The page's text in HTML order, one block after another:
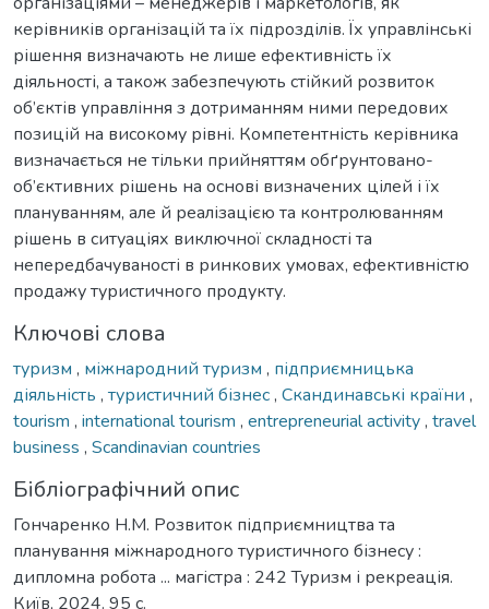
керівників організацій та їх підрозділів. Їх управлінські
рішення визначають не лише ефективність їх
діяльності, а також забезпечують стійкий розвиток
об’єктів управління з дотриманням ними передових
позицій на високому рівні. Компетентність керівника
визначається не тільки прийняттям обґрунтовано-
об’єктивних рішень на основі визначених цілей і їх
плануванням, але й реалізацією та контролюванням
рішень в ситуаціях виключної складності та
непередбачуваності в ринкових умовах, ефективністю
продажу туристичного продукту.
Ключові слова
туризм , міжнародний туризм , підприємницька
діяльність , туристичний бізнес, Скандинавські країни ,
tourism , international tourism , entrepreneurial activity, travel
business , Scandinavian countries
Бібліографічний опис
Гончаренко Н.М. Розвиток підприємництва та
планування міжнародного туристичного бізнесу :
дипломна робота ... магістра : 242 Туризм і рекреація.
Київ, 2024. 95 с.